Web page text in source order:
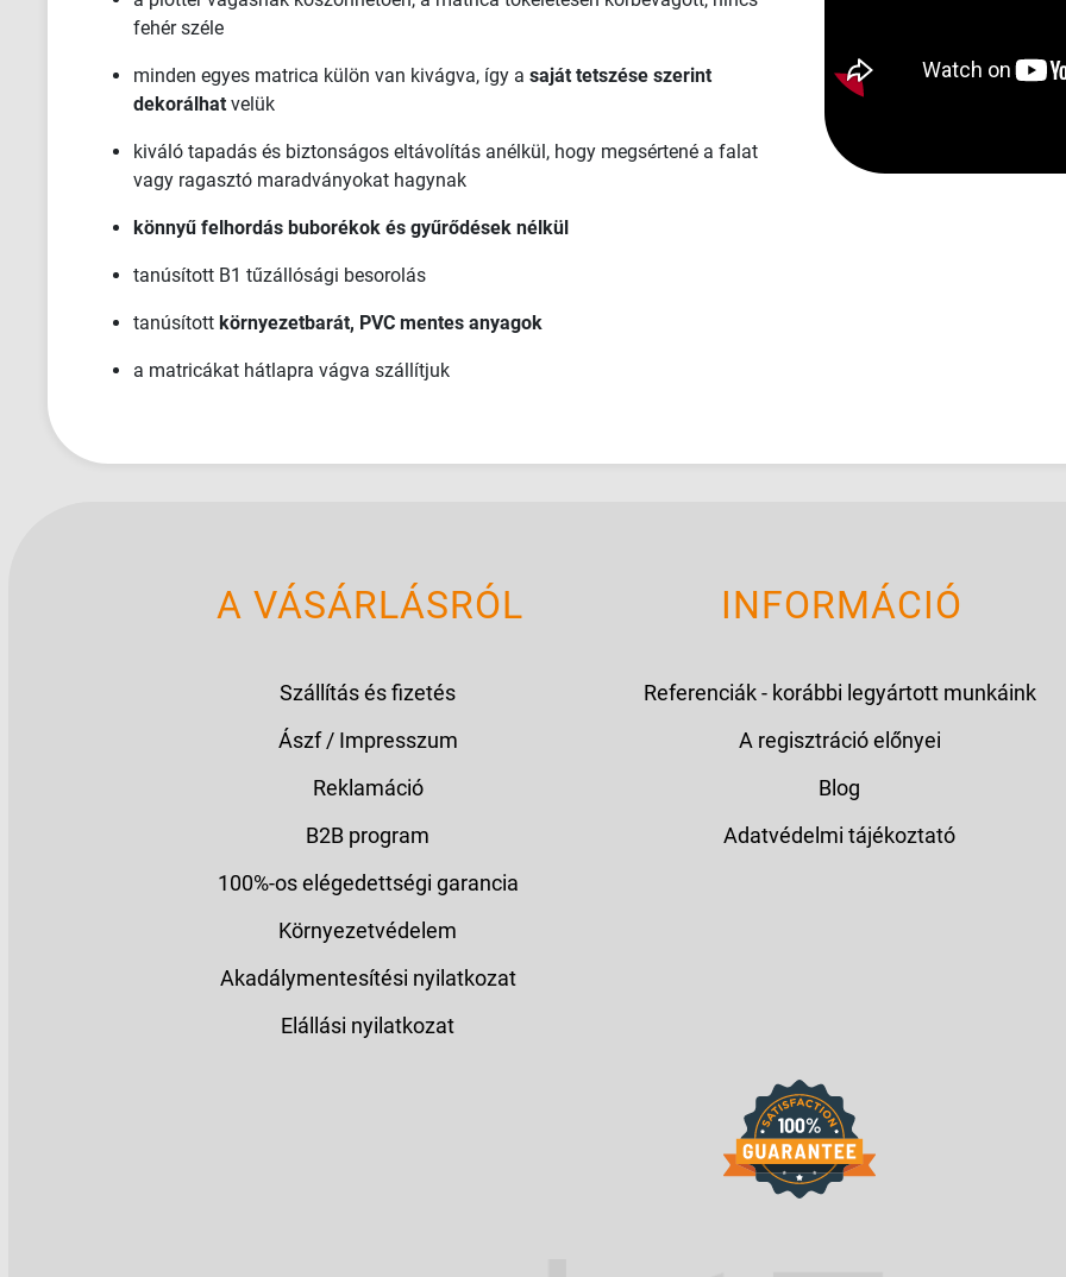
fehér széle
minden egyes matrica külön van kivágva, így a saját tetszése szerint
dekorálhat velük
kiváló tapadás és biztonságos eltávolítás anélkül, hogy megsértené a falat
vagy ragasztó maradványokat hagynak
könnyű felhordás buborékok és gyűrődések nélkül
tanúsított B1 tűzállósági besorolás
tanúsított környezetbarát, PVC mentes anyagok
a matricákat hátlapra vágva szállítjuk
A VÁSÁRLÁSRÓL
Szállítás és fizetés
Ászf / Impresszum
Reklamáció
B2B program
100%-os elégedettségi garancia
Környezetvédelem
Akadálymentesítési nyilatkozat
Elállási nyilatkozat
INFORMÁCIÓ
Referenciák - korábbi legyártott munkáink
A regisztráció előnyei
Blog
Adatvédelmi tájékoztató